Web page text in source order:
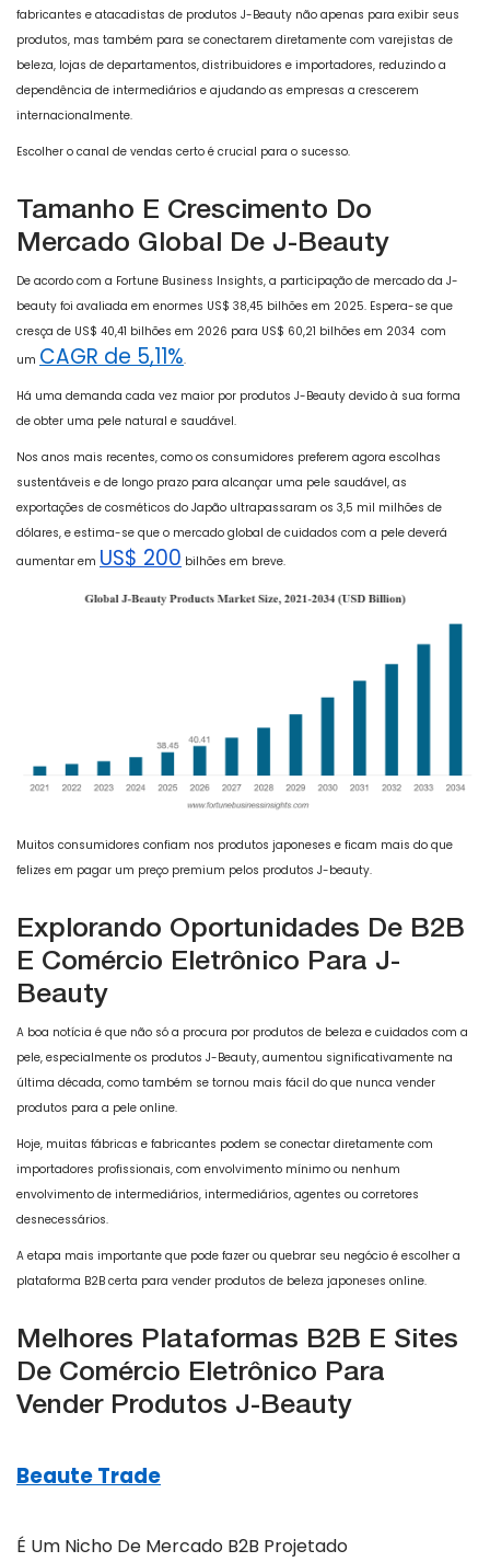
fabricantes e atacadistas de produtos J-Beauty não apenas para exibir seus
produtos, mas também para se conectarem diretamente com varejistas de
beleza, lojas de departamentos, distribuidores e importadores, reduzindo a
dependência de intermediários e ajudando as empresas a crescerem
internacionalmente.
Escolher o canal de vendas certo é crucial para o sucesso.
Tamanho E Crescimento Do
Mercado Global De J-Beauty
De acordo com a Fortune Business Insights, a participação de mercado da J-
beauty foi avaliada em enormes US$ 38,45 bilhões em 2025. Espera-se que
cresça de US$ 40,41 bilhões em 2026 para US$ 60,21 bilhões em 2034 com
um CAGR de 5,11%.
Há uma demanda cada vez maior por produtos J-Beauty devido à sua forma
de obter uma pele natural e saudável.
Nos anos mais recentes, como os consumidores preferem agora escolhas
sustentáveis ​​e de longo prazo para alcançar uma pele saudável, as
exportações de cosméticos do Japão ultrapassaram os 3,5 mil milhões de
dólares, e estima-se que o mercado global de cuidados com a pele deverá
aumentar em US$ 200 bilhões em breve.
Muitos consumidores confiam nos produtos japoneses e ficam mais do que
felizes em pagar um preço premium pelos produtos J-beauty.
Explorando Oportunidades De B2B
E Comércio Eletrônico Para J-
Beauty
A boa notícia é que não só a procura por produtos de beleza e cuidados com a
pele, especialmente os produtos J-Beauty, aumentou significativamente na
última década, como também se tornou mais fácil do que nunca vender
produtos para a pele online.
Hoje, muitas fábricas e fabricantes podem se conectar diretamente com
importadores profissionais, com envolvimento mínimo ou nenhum
envolvimento de intermediários, intermediários, agentes ou corretores
desnecessários.
A etapa mais importante que pode fazer ou quebrar seu negócio é escolher a
plataforma B2B certa para vender produtos de beleza japoneses online.
Melhores Plataformas B2B E Sites
De Comércio Eletrônico Para
Vender Produtos J-Beauty
Beaute Trade
É Um Nicho De Mercado B2B Projetado